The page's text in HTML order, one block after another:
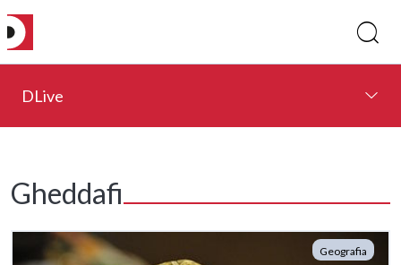
DLive
Gheddafi
Geografia